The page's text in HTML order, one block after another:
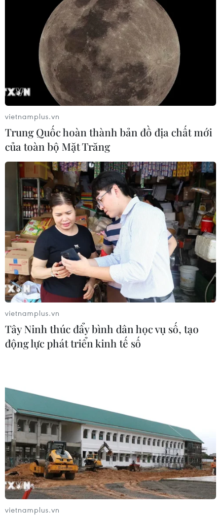
vietnamplus.vn
Trung Quốc hoàn thành bản đồ địa chất mới
của toàn bộ Mặt Trăng
vietnamplus.vn
Tây Ninh thúc đẩy bình dân học vụ số, tạo
động lực phát triển kinh tế số
vietnamplus.vn